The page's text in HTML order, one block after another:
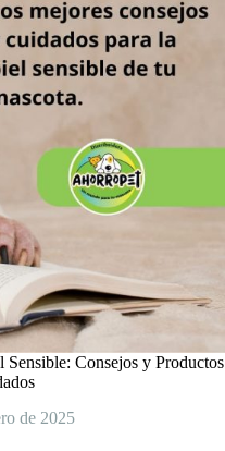
Sensible: Consejos y Productos
de 2025